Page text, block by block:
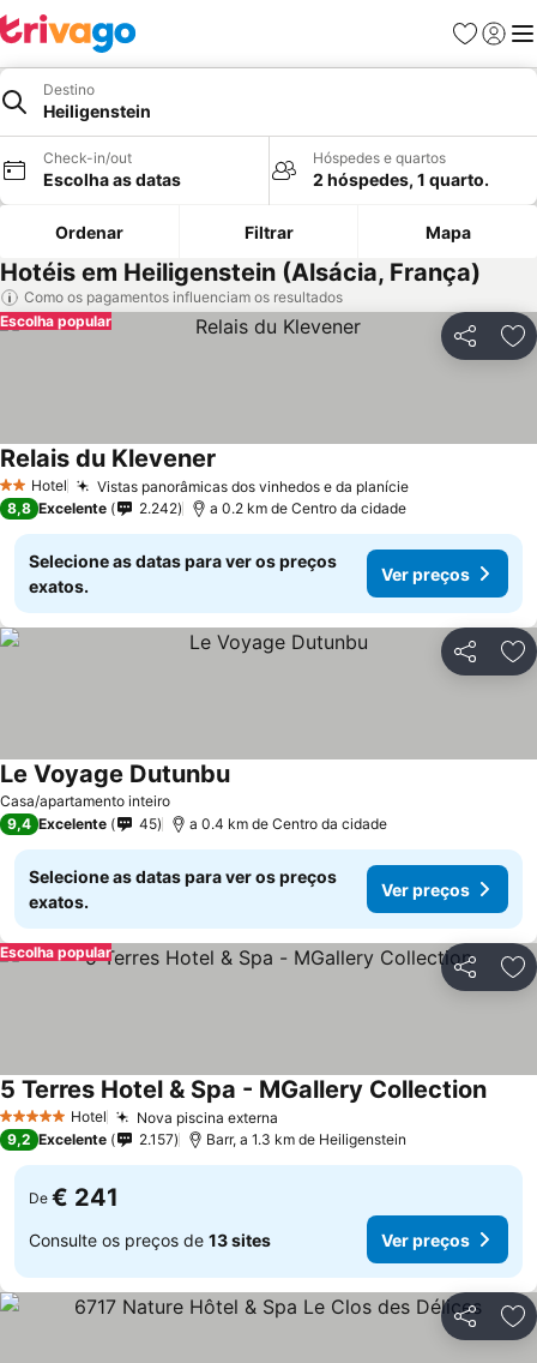
Favoritos
Iniciar
Destino
Heiligenstein
Check-in/out
Escolha as datas
Hóspedes e quartos
2 hóspedes, 1 quarto.
Ordenar Filtrar Mapa
Hotéis em Heiligenstein (Alsácia, França)
Como os pagamentos influenciam os resultados
Partilhar
Escolha popular
2 Estrelas
Hotel Vistas panorâmicas dos vinhedos e da planície
Relais du Klevener
8,8 Excelente 2.242 a 0.2 km de Centro da cidade
Selecione as datas para ver os preços
exatos.
Ver preços
Partilhar
Casa/apartamento inteiro
Le Voyage Dutunbu
9,4 Excelente 45 a 0.4 km de Centro da cidade
Selecione as datas para ver os preços
exatos.
Ver preços
Partilhar
Escolha popular
5 Estrelas Hotel Nova piscina externa
5 Terres Hotel & Spa - MGallery Collection
9,2 Excelente 2.157 Barr, a 1.3 km de Heiligenstein
De € 241
Consulte os preços de 13 sites Ver preços
Partilhar